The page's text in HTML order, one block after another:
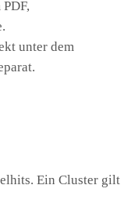
unter dem
Ein Cluster gilt